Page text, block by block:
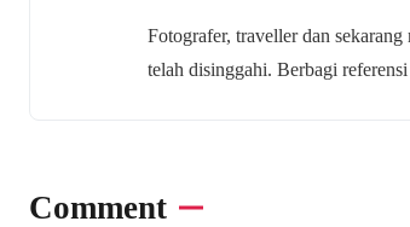
Fotografer, traveller dan
telah disinggahi. Berbagi
Comment